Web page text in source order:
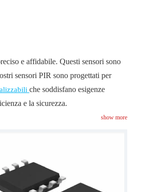
e affidabile. Questi sensori sono
sensori PIR sono progettati per
che soddisfano esigenze
e la sicurezza.
show more